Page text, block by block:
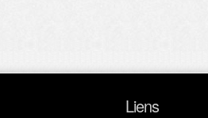
Liens